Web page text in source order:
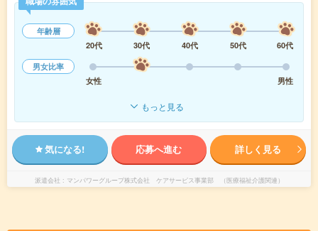
年齢層
20代
30代 40代 50代
60代
男女比率
女性
男性
もっと見る
気になる! 応募へ進む 詳しく見る
派遣会社 マンパワーグループ株式会社 ケアサービス事業部 （医療福祉介護関連）